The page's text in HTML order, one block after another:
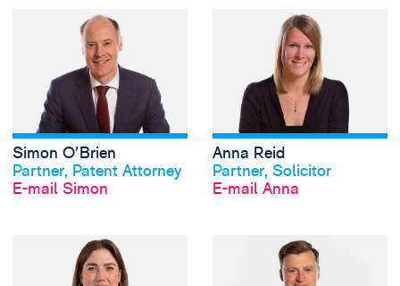
Profil anschauen
Simon O'Brien
Partner, Patent Attorney
E-mail Simon
View Simon
Anna Reid
Partner, Solicitor
E-mail Anna
View Yvonne